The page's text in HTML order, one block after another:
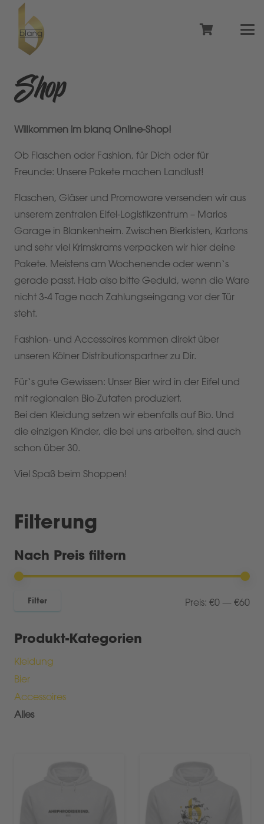
Shop
Willkommen im blanq Online-Shop!
Ob Flaschen oder Fashion, für Dich oder für
Freunde: Unsere Pakete machen Landlust!
Flaschen, Gläser und Promoware versenden wir aus
unserem zentralen Eifel-Logistikzentrum – Marios
Garage in Blankenheim. Zwischen Bierkisten, Kartons
und sehr viel Krimskrams verpacken wir hier deine
Pakete. Meistens am Wochenende oder wenn‘s
gerade passt. Hab also bitte Geduld, wenn die Ware
nicht 3-4 Tage nach Zahlungseingang vor der Tür
steht.
Fashion- und Accessoires kommen direkt über
unseren Kölner Distributionspartner zu Dir.
Für‘s gute Gewissen: Unser Bier wird in der Eifel und
mit regionalen Bio-Zutaten produziert.
Bei den Kleidung setzen wir ebenfalls auf Bio. Und
die einzigen Kinder, die bei uns arbeiten, sind auch
schon über 30.
Viel Spaß beim Shoppen!
Filterung
Nach Preis filtern
Filter Preis: €0 — €60
Produkt-Kategorien
Kleidung
Bier
Accessoires
Alles